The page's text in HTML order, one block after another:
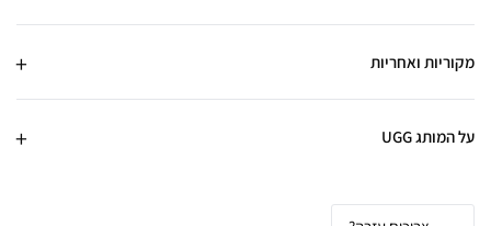
מקוריות ואחריות
על המותג UGG